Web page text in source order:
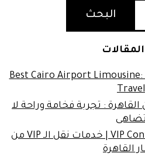
البحث
المقالات
Best Cairo Airport Limousine:
Travel
: تجربة فخامة وراحة لا
VIP Conference Transportation | خدمات نقل الـ VIP من
القاهرة